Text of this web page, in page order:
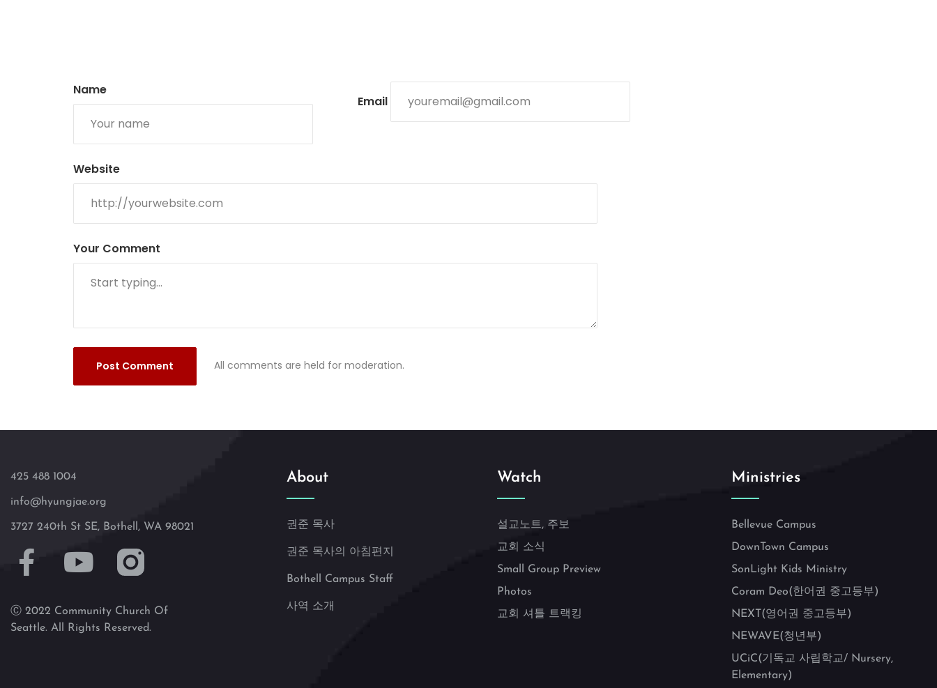
Your Comment
All comments are held for moderation.
Name
Email
Website
425 488 1004
info@hyungjae.org
3727 240th St SE, Bothell, WA 98021
Ⓒ 2022 Community Church Of
Seattle. All Rights Reserved.
About
권준 목사
권준 목사의 아침편지
Bothell Campus Staff
사역 소개
Watch
설교노트, 주보
교회 소식
Small Group Preview
Photos
교회 셔틀 트랙킹
Ministries
Bellevue Campus
DownTown Campus
SonLight Kids Ministry
Coram Deo(한어권 중고등부)
NEXT(영어권 중고등부)
NEWAVE(청년부)
UCiC(기독교 사립학교/ Nursery,
Elementary)